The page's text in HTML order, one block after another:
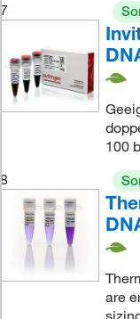
7
100
8
are